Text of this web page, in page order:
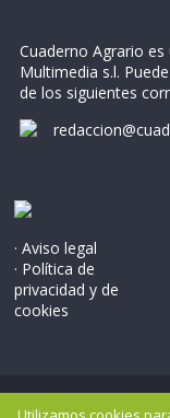
Cuaderno Agrario
Multimedia s.l.
de los siguientes
· Aviso legal
· Política de
privacidad y de
cookies
Copyright ©